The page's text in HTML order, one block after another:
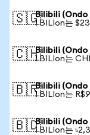
🇸🇬Bilibili (Ondo
1 BILIon는
🇨🇭Bilibili (Ondo
1 BILIon는
🇧🇷Bilibili (Ondo
1 BILIon는
🇧🇩Bilibili (Ondo
1 BILIon는